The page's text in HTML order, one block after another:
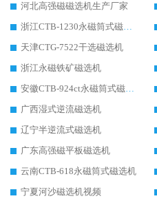
河北高强磁磁选机生产厂家
浙江CTB-1230永磁筒式磁选机生产厂家
天津CTG-7522干选磁选机
浙江永磁铁矿磁选机
安徽CTB-924ct永磁筒式磁选机
广西湿式逆流磁选机
辽宁半逆流式磁选机
广东高强磁平板磁选机
云南CTB-618永磁筒式磁选机
宁夏河沙磁选机视频